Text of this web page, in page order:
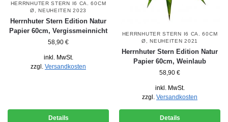
HERRNHUTER STERN I6 CA. 60CM
Ø ,NEUHEITEN 2023
Herrnhuter Stern Edition Natur
Papier 60cm, Vergissmeinnicht
58,90 €
inkl. MwSt.
zzgl. Versandkosten
Details
HERRNHUTER STERN I6 CA. 60CM
Ø ,NEUHEITEN 2021
Herrnhuter Stern Edition Natur
Papier 60cm, Weinlaub
58,90 €
inkl. MwSt.
zzgl. Versandkosten
Details